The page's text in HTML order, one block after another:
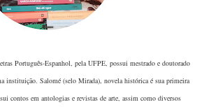
Português-Espanhol, pela UFPE, possui mestrado e doutorado
instituição. Salomé (selo Mirada), novela histórica é sua primeira
contos em antologias e revistas de arte, assim como diversos